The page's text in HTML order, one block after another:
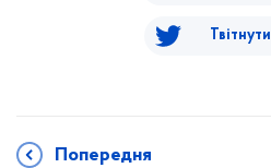
Твітнути
Попередня